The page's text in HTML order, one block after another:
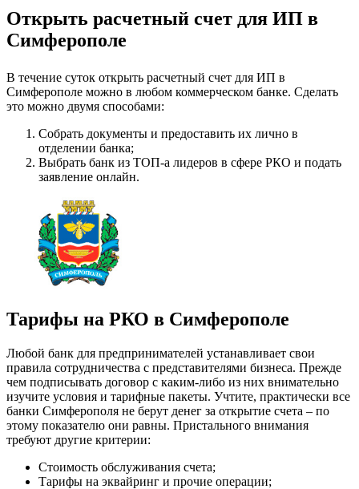
Открыть расчетный счет для ИП в
Симферополе
В течение суток открыть расчетный счет для ИП в
Симферополе можно в любом коммерческом банке. Сделать
это можно двумя способами:
Собрать документы и предоставить их лично в
отделении банка;
Выбрать банк из ТОП-а лидеров в сфере РКО и подать
заявление онлайн.
Тарифы на РКО в Симферополе
Любой банк для предпринимателей устанавливает свои
правила сотрудничества с представителями бизнеса. Прежде
чем подписывать договор с каким-либо из них внимательно
изучите условия и тарифные пакеты. Учтите, практически все
банки Симферополя не берут денег за открытие счета – по
этому показателю они равны. Пристального внимания
требуют другие критерии:
Стоимость обслуживания счета;
Тарифы на эквайринг и прочие операции;